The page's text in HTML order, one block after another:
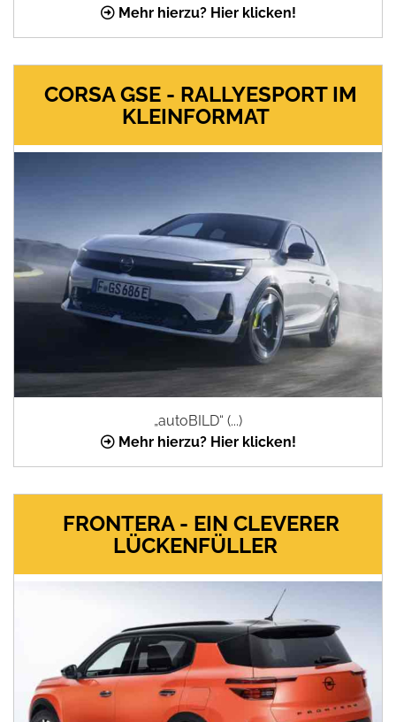
Mehr hierzu? Hier klicken!
CORSA GSE - RALLYESPORT IM
KLEINFORMAT
„autoBILD“ (...)
Mehr hierzu? Hier klicken!
FRONTERA - EIN CLEVERER
LÜCKENFÜLLER